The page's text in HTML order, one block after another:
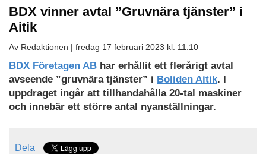
BDX vinner avtal ”Gruvnära tjänster” i
Aitik
Av Redaktionen | fredag 17 februari 2023 kl. 11:10
BDX Företagen AB har erhållit ett flerårigt avtal
avseende ”gruvnära tjänster” i Boliden Aitik. I
uppdraget ingår att tillhandahålla 20-tal maskiner
och innebär ett större antal nyanställningar.
Dela